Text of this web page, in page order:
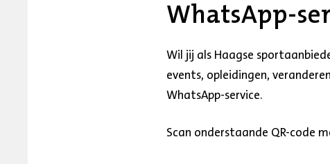
WhatsApp-
Wil jij als Haagse
events, opleidingen,
WhatsApp-service.
Scan onderstaande QR-code